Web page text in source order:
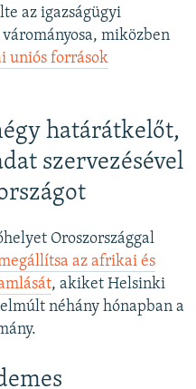
az igazságügyi
miközben
uniós források
határátkelőt,
szervezésével
Oroszországgal
az afrikai és
, akiket Helsinki
néhány hónapban a